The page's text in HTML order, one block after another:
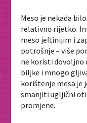
Meso je nekada
relativno rijetko.
meso jeftinijim i
potrošnje – više
ne koristi dovoljno
biljke i mnogo
korištenje mesa je
smanjiti ugljični
promjene.